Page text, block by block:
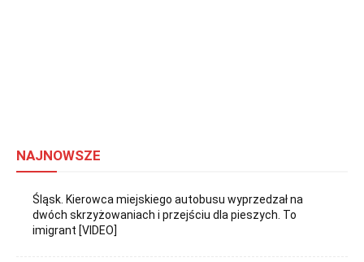
NAJNOWSZE
Śląsk. Kierowca miejskiego autobusu wyprzedzał na
dwóch skrzyżowaniach i przejściu dla pieszych. To
imigrant [VIDEO]